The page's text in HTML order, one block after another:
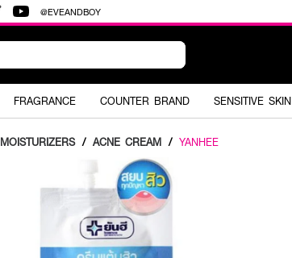
@EVEANDBOY
FRAGRANCE COUNTER BRAND SENSITIVE SKIN
MOISTURIZERS / ACNE CREAM / YANHEE